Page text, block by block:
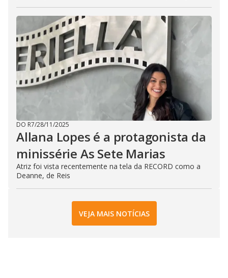
DO R7/28/11/2025
Allana Lopes é a protagonista da
minissérie As Sete Marias
Atriz foi vista recentemente na tela da RECORD como a
Deanne, de Reis
VEJA MAIS NOTÍCIAS